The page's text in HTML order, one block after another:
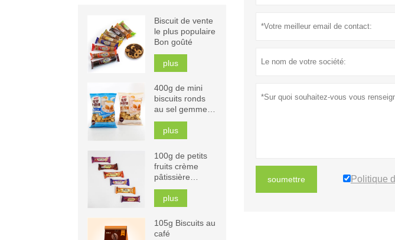
soumettre Politique
Biscuit de vente
le plus populaire
Bon goûté
plus
400g de mini
biscuits ronds
au sel gemme
au lait
plus
100g de petits
fruits crème
pâtissière
chocolat
cappuccino
orange mangue
biscuits
sandwich
plus
105g Biscuits au
café